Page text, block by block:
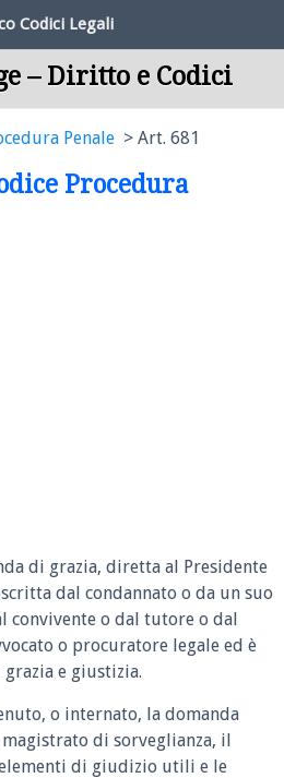
Codici Legali
– Diritto e Codici
Penale Art. 681
Procedura
di grazia, diretta al Presidente
dal condannato o da un suo
convivente o dal tutore o dal
o procuratore legale ed è
e giustizia.
o internato, la domanda
di sorveglianza, il
di giudizio utili e le